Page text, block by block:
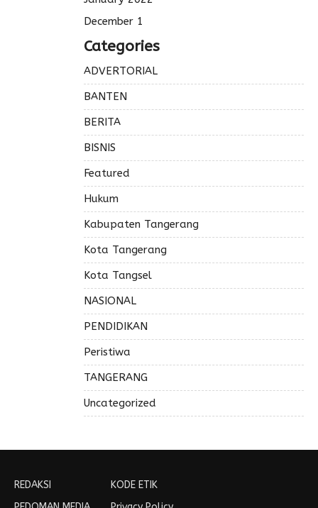
December 1
Categories
ADVERTORIAL
BANTEN
BERITA
BISNIS
Featured
Hukum
Kabupaten Tangerang
Kota Tangerang
Kota Tangsel
NASIONAL
PENDIDIKAN
Peristiwa
TANGERANG
Uncategorized
REDAKSI
KODE ETIK